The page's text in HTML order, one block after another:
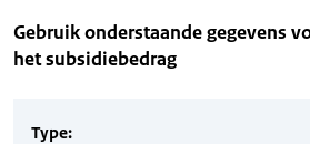
Gebruik onderstaande gegevens
het subsidiebedrag
Type: